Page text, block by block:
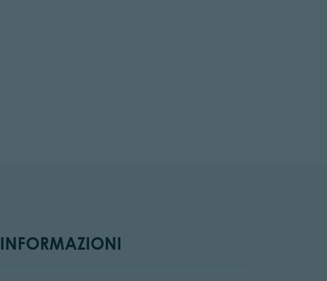
INFORMAZIONI